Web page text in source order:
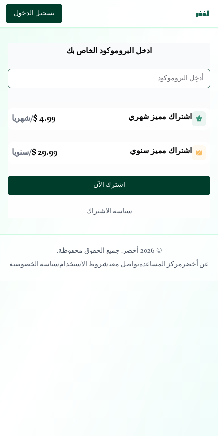
تسجيل الدخول
ادخل البروموكود الخاص بك
اشتراك مميز شهري 4.99 $
/شهريا
اشتراك مميز سنوي 29.99 $
/سنويا
اشترك الآن
سياسة الاشتراك
© 2026 أخضر. جميع الحقوق محفوظة.
عن أخضرمركز المساعدةتواصل معناشروط الاستخدامسياسة الخصوصية